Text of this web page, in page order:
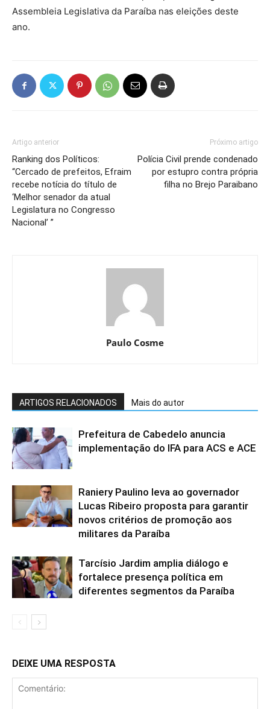
Assembleia Legislativa da Paraíba nas eleições deste
ano.
Artigo anterior
Ranking dos Políticos:
“Cercado de prefeitos, Efraim
recebe notícia do título de
‘Melhor senador da atual
Legislatura no Congresso
Nacional’ ”
Próximo artigo
Polícia Civil prende condenado
por estupro contra própria
filha no Brejo Paraibano
Paulo Cosme
ARTIGOS RELACIONADOS Mais do autor
Prefeitura de Cabedelo anuncia
implementação do IFA para ACS e ACE
Raniery Paulino leva ao governador
Lucas Ribeiro proposta para garantir
novos critérios de promoção aos
militares da Paraíba
Tarcísio Jardim amplia diálogo e
fortalece presença política em
diferentes segmentos da Paraíba
DEIXE UMA RESPOSTA